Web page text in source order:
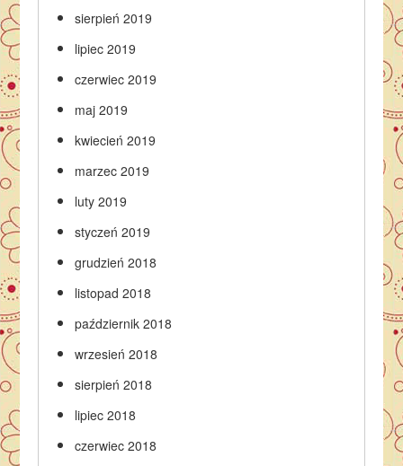
sierpień 2019
lipiec 2019
czerwiec 2019
maj 2019
kwiecień 2019
marzec 2019
luty 2019
styczeń 2019
grudzień 2018
listopad 2018
październik 2018
wrzesień 2018
sierpień 2018
lipiec 2018
czerwiec 2018